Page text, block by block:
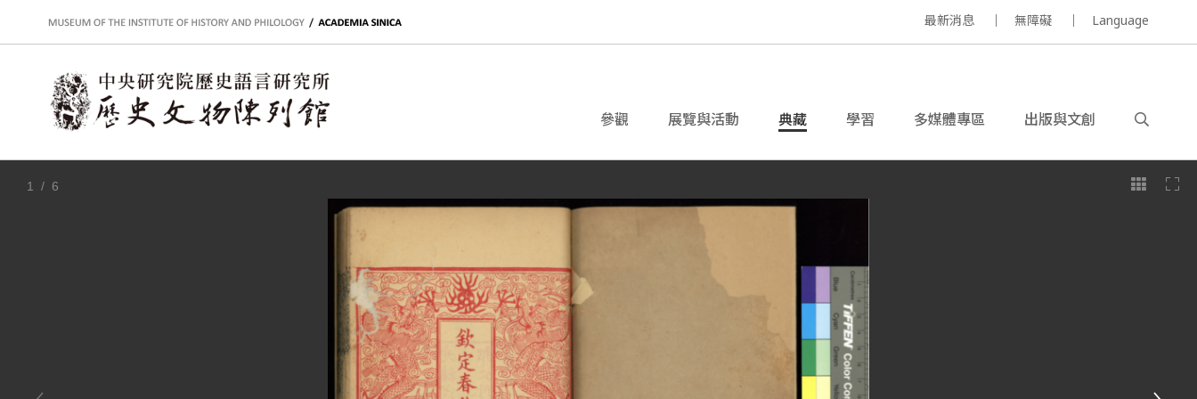
:::
最新消息 無障礙 Language
參觀 展覽與活動 典藏 學習 多媒體專區 出版與文創
1 / 6